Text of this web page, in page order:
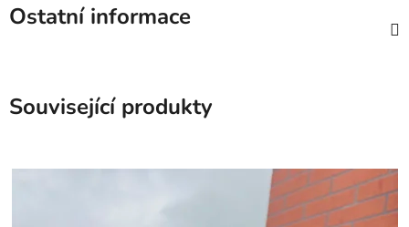
Ostatní informace
Související produkty